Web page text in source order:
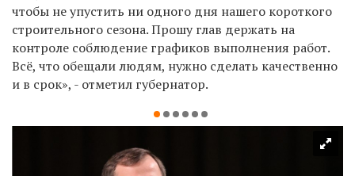
чтобы не упустить ни одного дня нашего короткого
строительного сезона. Прошу глав держать на
контроле соблюдение графиков выполнения работ.
Всё, что обещали людям, нужно сделать качественно
и в срок», - отметил губернатор.